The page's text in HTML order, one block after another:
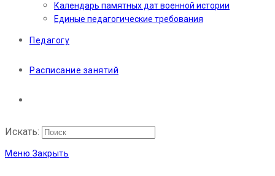
Календарь памятных дат военной истории
Единые педагогические требования
Педагогу
Расписание занятий
Искать:
Меню Закрыть